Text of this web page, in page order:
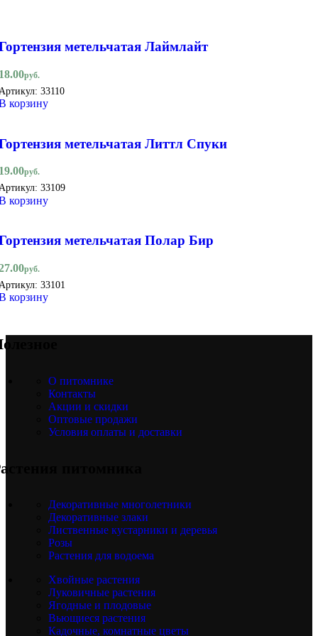
метельчатая Лаймлайт
руб.
33110
корзину
метельчатая Литтл Спуки
руб.
33109
корзину
метельчатая Полар Бир
руб.
33101
корзину
О питомнике
Контакты
Акции и скидки
Оптовые продажи
Условия оплаты и доставки
питомника
Декоративные многолетники
Декоративные злаки
Лиственные кустарники и деревья
Розы
Растения для водоема
Хвойные растения
Луковичные растения
Ягодные и плодовые
Вьющиеся растения
Кадочные, комнатные цветы